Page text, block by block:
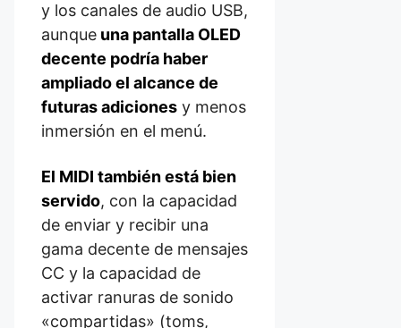
y los canales de audio USB,
aunque una pantalla OLED
decente podría haber
ampliado el alcance de
futuras adiciones y menos
inmersión en el menú.
El MIDI también está bien
servido, con la capacidad
de enviar y recibir una
gama decente de mensajes
CC y la capacidad de
activar ranuras de sonido
«compartidas» (toms,